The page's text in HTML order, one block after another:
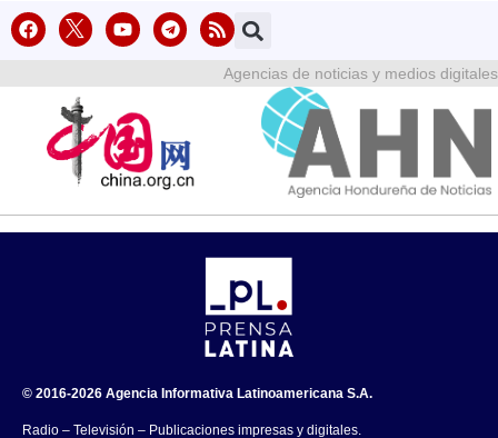
Agencias de noticias y medios digitales
© 2016-2026 Agencia Informativa Latinoamericana S.A.
Radio – Televisión – Publicaciones impresas y digitales.